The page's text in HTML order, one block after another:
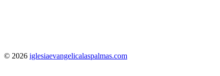
© 2026 iglesiaevangelicalaspalmas.com